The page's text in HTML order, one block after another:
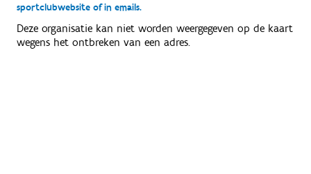
sportclubwebsite of in emails.
Deze organisatie kan niet worden weergegeven op de kaart
wegens het ontbreken van een adres.